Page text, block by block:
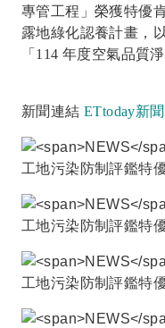
專管工程 」榮獲特優
露地綠化認養計畫，
「114 年度空氣品質
新聞連結 ETtoday新